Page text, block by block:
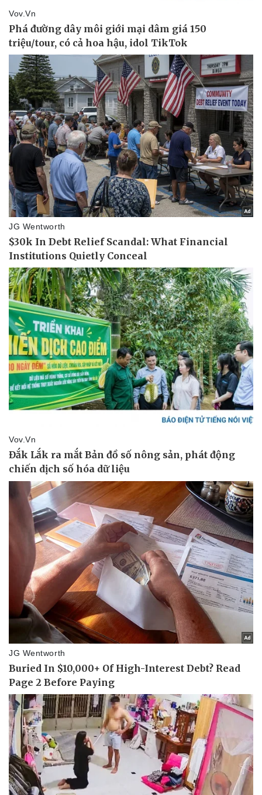
Pháp luật
Vụ án
Tin nóng
Tư vấn luật
Quân sự - Quốc phòng
Vũ khí
Việt Nam
Phân tích